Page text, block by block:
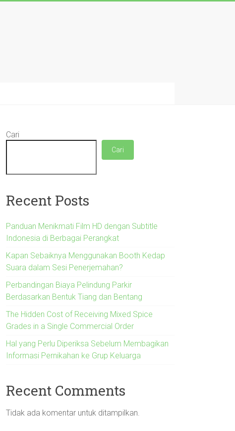
Cari
Cari
Recent Posts
Panduan Menikmati Film HD dengan Subtitle
Indonesia di Berbagai Perangkat
Kapan Sebaiknya Menggunakan Booth Kedap
Suara dalam Sesi Penerjemahan?
Perbandingan Biaya Pelindung Parkir
Berdasarkan Bentuk Tiang dan Bentang
The Hidden Cost of Receiving Mixed Spice
Grades in a Single Commercial Order
Hal yang Perlu Diperiksa Sebelum Membagikan
Informasi Pernikahan ke Grup Keluarga
Recent Comments
Tidak ada komentar untuk ditampilkan.